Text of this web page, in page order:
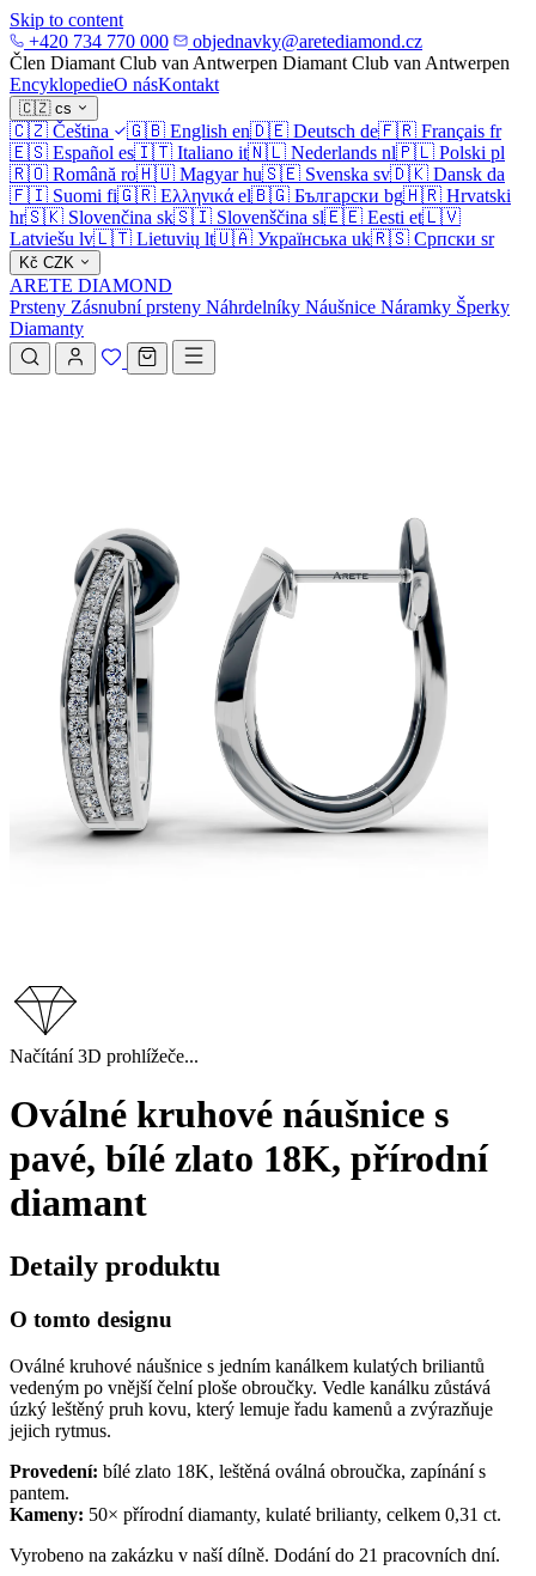
Skip to content
+420 734 770 000
objednavky@aretediamond.cz
Člen Diamant Club van Antwerpen Diamant Club van Antwerpen
EncyklopedieO násKontakt
🇨🇿 cs
🇨🇿 Čeština 🇬🇧 English en🇩🇪 Deutsch de🇫🇷 Français fr
🇪🇸 Español es🇮🇹 Italiano it🇳🇱 Nederlands nl🇵🇱 Polski pl
🇷🇴 Română ro🇭🇺 Magyar hu🇸🇪 Svenska sv🇩🇰 Dansk da
🇫🇮 Suomi fi🇬🇷 Ελληνικά el🇧🇬 Български bg🇭🇷 Hrvatski
hr🇸🇰 Slovenčina sk🇸🇮 Slovenščina sl🇪🇪 Eesti et🇱🇻
Latviešu lv🇱🇹 Lietuvių lt🇺🇦 Українська uk🇷🇸 Српски sr
Kč CZK
ARETE DIAMOND
Prsteny Zásnubní prsteny Náhrdelníky Náušnice Náramky Šperky
Diamanty
Načítání 3D prohlížeče...
Oválné kruhové náušnice s
pavé, bílé zlato 18K, přírodní
diamant
Detaily produktu
O tomto designu
Oválné kruhové náušnice s jedním kanálkem kulatých briliantů
vedeným po vnější čelní ploše obroučky. Vedle kanálku zůstává
úzký leštěný pruh kovu, který lemuje řadu kamenů a zvýrazňuje
jejich rytmus.
Provedení: bílé zlato 18K, leštěná oválná obroučka, zapínání s
pantem.
Kameny: 50× přírodní diamanty, kulaté brilianty, celkem 0,31 ct.
Vyrobeno na zakázku v naší dílně. Dodání do 21 pracovních dní.